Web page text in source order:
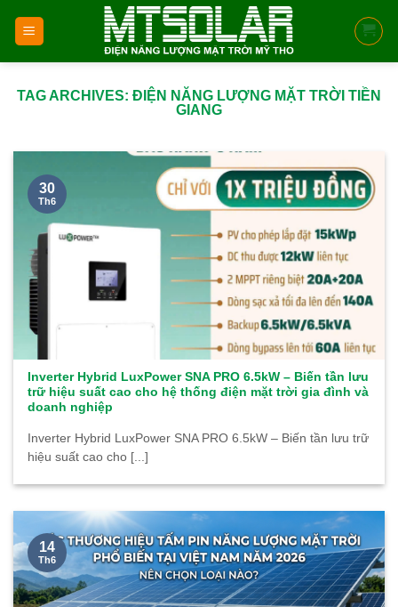
TAG ARCHIVES: ĐIỆN NĂNG LƯỢNG MẶT TRỜI TIỀN
GIANG
Inverter Hybrid LuxPower SNA PRO 6.5kW – Biến tần lưu
trữ hiệu suất cao cho hệ thống điện mặt trời gia đình và
doanh nghiệp
Inverter Hybrid LuxPower SNA PRO 6.5kW – Biến tần lưu trữ
hiệu suất cao cho [...]
30
Th6
14
Th6